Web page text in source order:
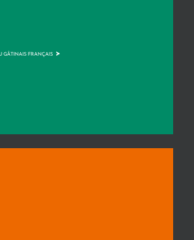
GÂTINAIS FRANÇAIS >